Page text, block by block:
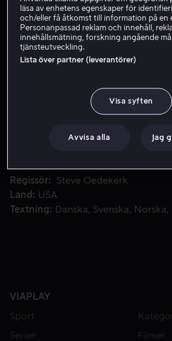
Hyr 59 kr
Köp 109 kr
Ace Ventura får i uppdrag att åka
Ace Ventura får i uppdrag att åka
en helig vit fladdermus för att
Regissör
Steve Oedekerk
Land
USA
Textning
Danska Svenska Norska
VIAPLAY
Sport
Serier
Filmer
läsa av enhetens egenskaper för
och/eller få åtkomst till information på en
Personanpassad reklam och innehåll,
innehållsmätning, forskning angående
tjänsteutveckling.
Lista över partner (leverantörer)
Visa syften
Avvisa alla Jag